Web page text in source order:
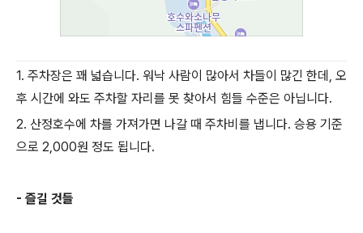
1. 주차장은 꽤 넓습니다. 워낙 사람이 많아서 차들이 많긴 한데, 오
후 시간에 와도 주차할 자리를 못 찾아서 힘들 수준은 아닙니다.
2. 산정호수에 차를 가져가면 나갈 때 주차비를 냅니다. 승용 기준
으로 2,000원 정도 됩니다.
- 즐길 것들